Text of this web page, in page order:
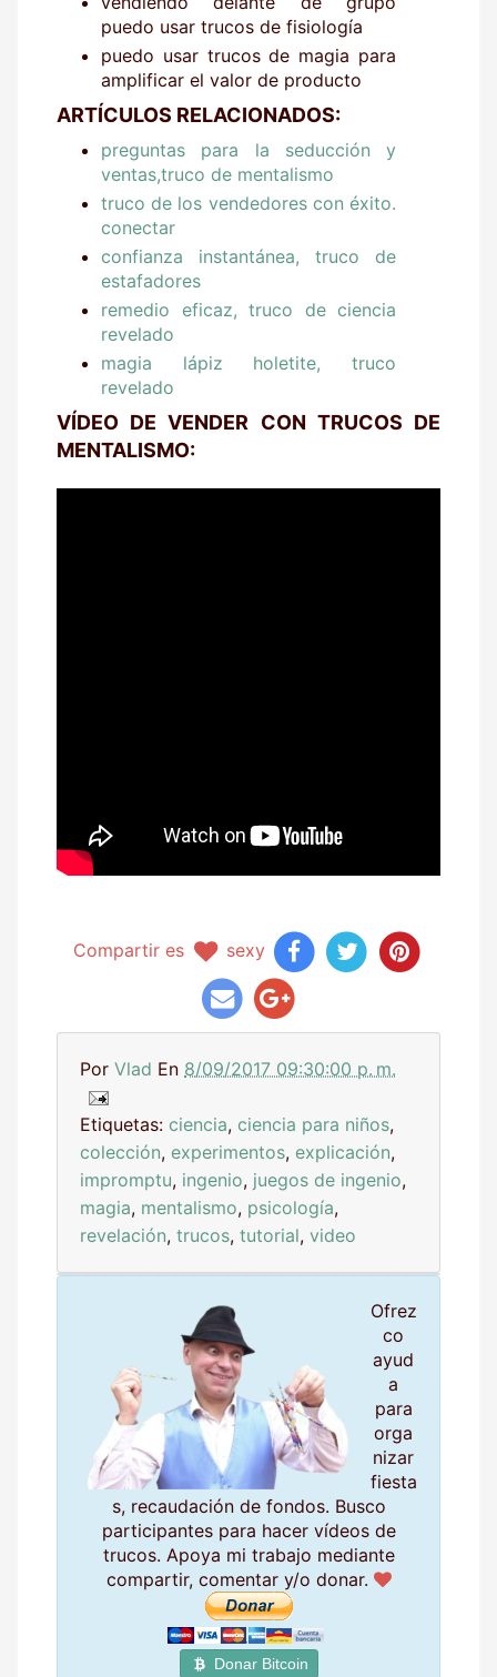
puedo usar trucos de fisiología
puedo usar trucos de magia para
amplificar el valor de producto
ARTÍCULOS RELACIONADOS:
preguntas para la seducción y
ventas,truco de mentalismo
truco de los vendedores con éxito.
conectar
confianza instantánea, truco de
estafadores
remedio eficaz, truco de ciencia
revelado
magia lápiz holetite, truco
revelado
VÍDEO DE VENDER CON TRUCOS DE
MENTALISMO:
Compartir es sexy
Por Vlad En 8/09/2017 09:30:00 p. m.
Etiquetas: ciencia, ciencia para niños,
colección, experimentos, explicación,
impromptu, ingenio, juegos de ingenio,
magia, mentalismo, psicología,
revelación, trucos, tutorial, video
Ofrez
co
ayud
a
para
orga
nizar
fiesta
s, recaudación de fondos. Busco
participantes para hacer vídeos de
trucos. Apoya mi trabajo mediante
compartir, comentar y/o donar.
Donar Bitcoin